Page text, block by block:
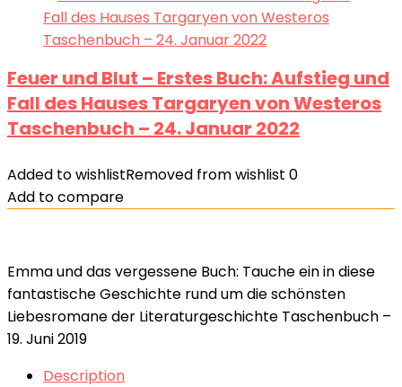
Feuer und Blut – Erstes Buch: Aufstieg und
Fall des Hauses Targaryen von Westeros
Taschenbuch – 24. Januar 2022
Added to wishlistRemoved from wishlist 0
Add to compare
Emma und das vergessene Buch: Tauche ein in diese
fantastische Geschichte rund um die schönsten
Liebesromane der Literaturgeschichte Taschenbuch –
19. Juni 2019
Description